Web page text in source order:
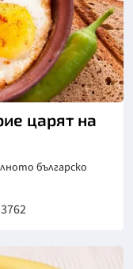
царят на
българско
3762